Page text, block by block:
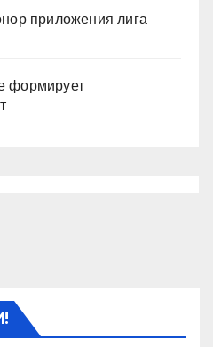
приложения лига
формирует